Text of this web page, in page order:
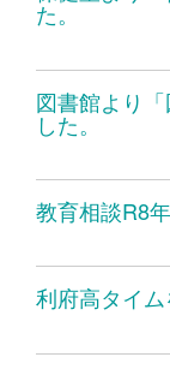
た。
図書館より
した。
教育相談R8
利府高タイム